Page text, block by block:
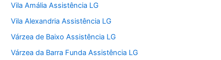
Vila Amália Assistência LG
Vila Alexandria Assistência LG
Várzea de Baixo Assistência LG
Várzea da Barra Funda Assistência LG